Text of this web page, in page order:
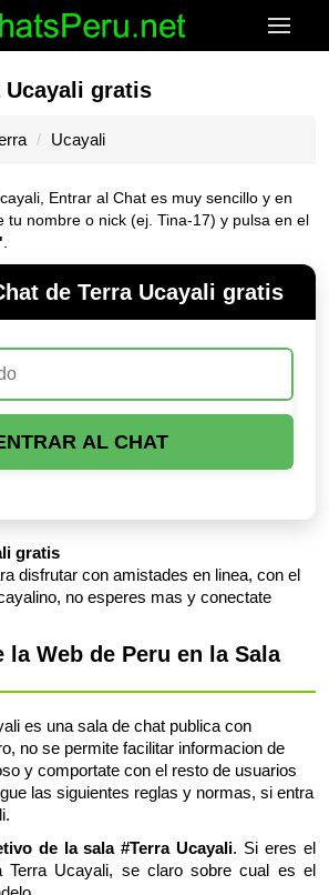
Ucayali gratis
Ucayali
Entrar al Chat es muy sencillo y en
tu nombre o nick (ej. Tina-17) y pulsa en el
de Terra Ucayali gratis
AL CHAT
gratis
disfrutar con amistades en linea, con el
no esperes mas y conectate
la Web de Peru en la Sala
es una sala de chat publica con
no se permite facilitar informacion de
y comportate con el resto de usuarios
las siguientes reglas y normas, si entra
de la sala #Terra Ucayali. Si eres el
Terra Ucayali, se claro sobre cual es el